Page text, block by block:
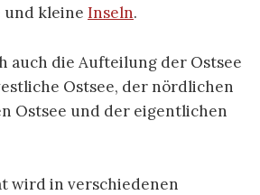
und kleine Inseln.
auch die Aufteilung der Ostsee
Ostsee, der nördlichen
Ostsee und der eigentlichen
wird in verschiedenen